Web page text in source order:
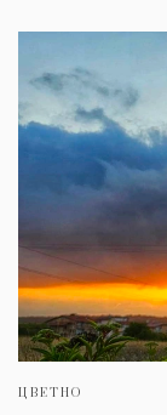
ЦВЕТНО